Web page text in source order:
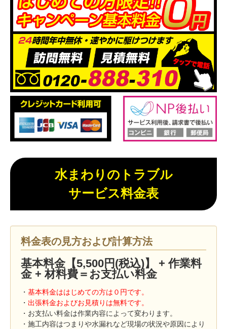
水まわりのトラブル
サービス料金表
料金表の見方および計算方法
基本料金【5,500円(税込)】 + 作業料
金 + 材料費＝お支払い料金
・ 基本料金ははじめての方は０円です。
・ 出張料金およびお見積りは無料です。
・お支払い料金は作業内容によって変わります。
・施工内容はつまりや水漏れなど現場の状況や原因により